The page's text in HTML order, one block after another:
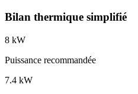
Bilan thermique simplifié
8 kW
Puissance recommandée
7.4 kW